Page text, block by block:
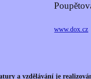
www.dox.cz
a vzdělávání je